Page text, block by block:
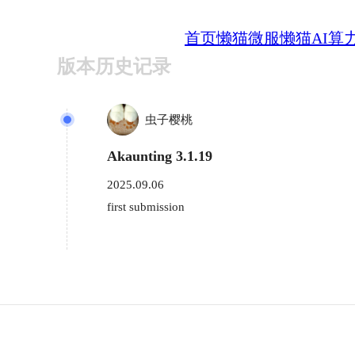
首页懒猫微服懒猫AI算
版本历史记录
虫子樱桃
Akaunting 3.1.19
2025.09.06
first submission